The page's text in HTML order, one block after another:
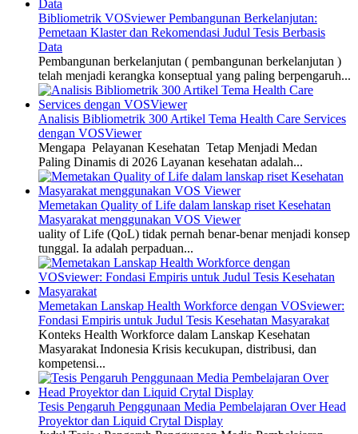
Bibliometrik VOSviewer Pembangunan Berkelanjutan:
Pemetaan Klaster dan Rekomendasi Judul Tesis Berbasis
Data
Pembangunan berkelanjutan ( pembangunan berkelanjutan )
telah menjadi kerangka konseptual yang paling berpengaruh...
Analisis Bibliometrik 300 Artikel Tema Health Care Services
dengan VOSViewer
Mengapa Pelayanan Kesehatan Tetap Menjadi Medan
Paling Dinamis di 2026 Layanan kesehatan adalah...
Memetakan Quality of Life dalam lanskap riset Kesehatan
Masyarakat menggunakan VOS Viewer
uality of Life (QoL) tidak pernah benar-benar menjadi konsep
tunggal. Ia adalah perpaduan...
Memetakan Lanskap Health Workforce dengan VOSviewer:
Fondasi Empiris untuk Judul Tesis Kesehatan Masyarakat
Konteks Health Workforce dalam Lanskap Kesehatan
Masyarakat Indonesia Krisis kecukupan, distribusi, dan
kompetensi...
Tesis Pengaruh Penggunaan Media Pembelajaran Over Head
Proyektor dan Liquid Crytal Display